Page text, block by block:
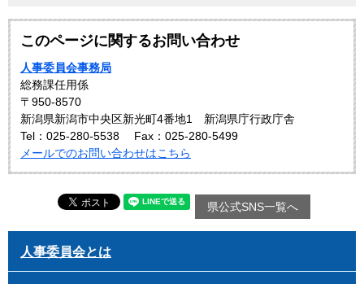
このページに関するお問い合わせ
人事委員会事務局
総務課任用係
〒950-8570
新潟県新潟市中央区新光町4番地1 新潟県庁行政庁舎
Tel：025-280-5538
Fax：025-280-5499
メールでのお問い合わせはこちら
県公式SNS一覧へ
人事委員会とは